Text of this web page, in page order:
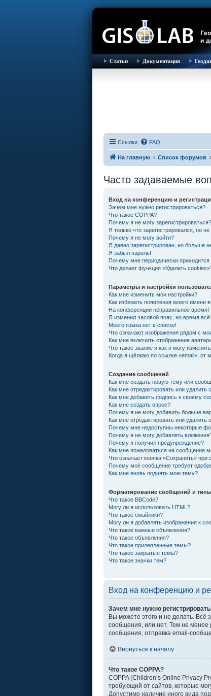
Статьи Документация
Ссылки FAQ
На главную Список форумов
Часто задаваемые
Вход на конференцию и
Зачем мне нужно регистрироваться?
Что такое COPPA?
Почему я не могу зарегистрироваться?
Я только что зарегистрировался, но не
Почему я не могу войти?
Я давно зарегистрирован, но больше
Я забыл пароль!
Почему мне периодически
Что делает функция «Удалить
Параметры и настройки
Как мне изменить мои настройки?
Как избежать появления моего имени
На конференции неправильное время!
Я изменил часовой пояс, но время
Моего языка нет в списке!
Что означают изображения рядом с
Как мне включить отображение
Что такое звание и как я могу
Когда я щёлкаю по ссылке «email», от
Создание сообщений
Как мне создать новую тему или
Как мне отредактировать или удалить
Как мне добавить подпись к своему
Как мне создать опрос?
Почему я не могу добавить больше
Как мне отредактировать или удалить
Почему мне недоступны некоторые
Почему я не могу добавлять
Почему я получил предупреждение?
Как мне пожаловаться на сообщения
Что означает кнопка «Сохранить» при
Почему моё сообщение требует
Как мне вновь поднять мою тему?
Форматирование сообщений и
Что такое BBCode?
Могу ли я использовать HTML?
Что такое смайлики?
Могу ли я добавлять изображения к
Что такое важные объявления?
Что такое объявления?
Что такое прилепленные темы?
Что такое закрытые темы?
Что такое значки тем?
Вход на конференцию и
Зачем мне нужно
Вы можете этого и не делать. Всё
сообщения, или нет. Тем не
сообщения, отправка email-
Вернуться к началу
Что такое COPPA?
COPPA (Children’s Online Privacy
требующий от сайтов, которые
Допустимо наличие иного вида